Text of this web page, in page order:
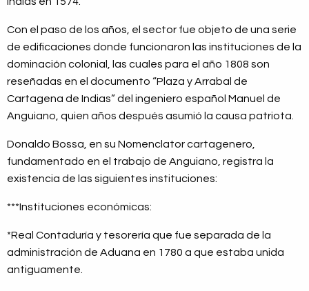
Con el paso de los años, el sector fue objeto de una serie
de edificaciones donde funcionaron las instituciones de la
dominación colonial, las cuales para el año 1808 son
reseñadas en el documento “Plaza y Arrabal de
Cartagena de Indias” del ingeniero español Manuel de
Anguiano, quien años después asumió la causa patriota.
Donaldo Bossa, en su Nomenclator cartagenero,
fundamentado en el trabajo de Anguiano, registra la
existencia de las siguientes instituciones:
***Instituciones económicas:
*Real Contaduría y tesorería que fue separada de la
administración de Aduana en 1780 a que estaba unida
antiguamente.